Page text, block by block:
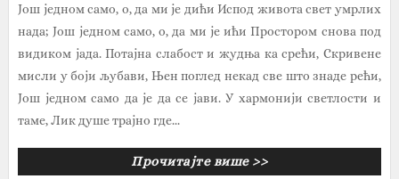
Још једном само, о, да ми је дићи Испод живота свет умрлих
нада; Још једном само, о, да ми је ићи Простором снова под
видиком јада. Потајна слабост и жудња ка срећи, Скривене
мисли у боји љубави, Њен поглед некад све што знаде рећи,
Још једном само да је да се јави. У хармонији светлости и
таме, Лик душе трајно где...
Прочитајте више >>